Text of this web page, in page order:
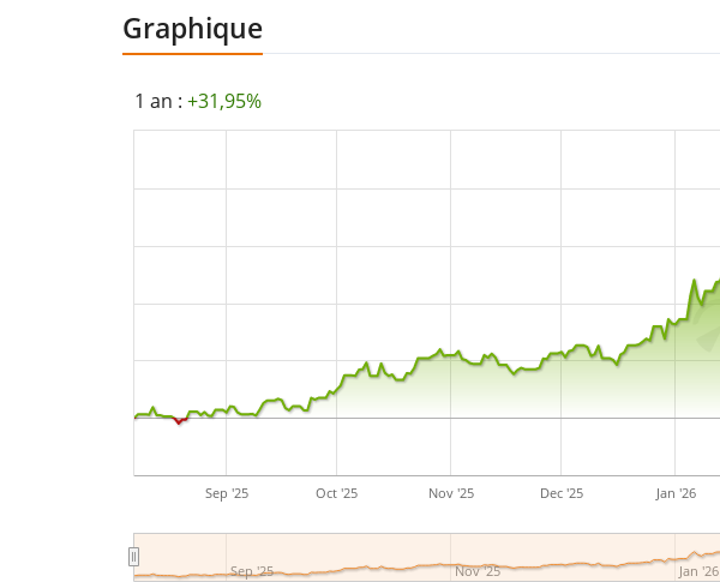
Graphique
1 an : +31,95%
Sep '25 Oct '25 Nov '25 Dec '25 Jan '26
Sep '25 Nov '25 Jan '26